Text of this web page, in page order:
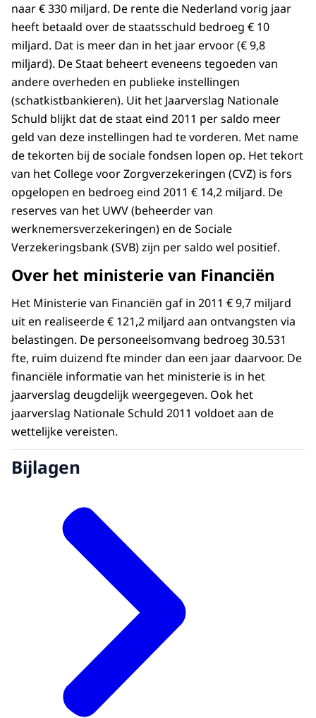
naar € 330 miljard. De rente die Nederland vorig jaar
heeft betaald over de staatsschuld bedroeg € 10
miljard. Dat is meer dan in het jaar ervoor (€ 9,8
miljard). De Staat beheert eveneens tegoeden van
andere overheden en publieke instellingen
(schatkistbankieren). Uit het Jaarverslag Nationale
Schuld blijkt dat de staat eind 2011 per saldo meer
geld van deze instellingen had te vorderen. Met name
de tekorten bij de sociale fondsen lopen op. Het tekort
van het College voor Zorgverzekeringen (CVZ) is fors
opgelopen en bedroeg eind 2011 € 14,2 miljard. De
reserves van het UWV (beheerder van
werknemersverzekeringen) en de Sociale
Verzekeringsbank (SVB) zijn per saldo wel positief.
Over het ministerie van Financiën
Het Ministerie van Financiën gaf in 2011 € 9,7 miljard
uit en realiseerde € 121,2 miljard aan ontvangsten via
belastingen. De personeelsomvang bedroeg 30.531
fte, ruim duizend fte minder dan een jaar daarvoor. De
financiële informatie van het ministerie is in het
jaarverslag deugdelijk weergegeven. Ook het
jaarverslag Nationale Schuld 2011 voldoet aan de
wettelijke vereisten.
Bijlagen